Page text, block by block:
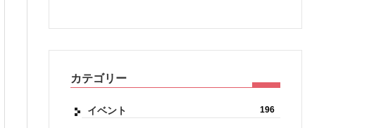
カテゴリー
イベント 196